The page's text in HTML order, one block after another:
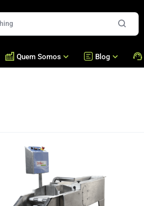
Nossas Máquinas
Nossa Produção
Quem Somos Blog